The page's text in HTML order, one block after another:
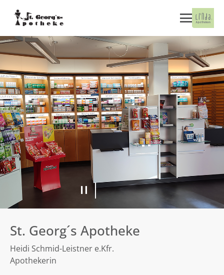
St. Georg´s Apotheke
Heidi Schmid-Leistner e.Kfr.
Apothekerin